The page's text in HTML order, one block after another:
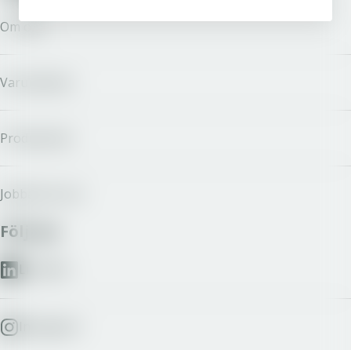
Om oss
Varumärken
Producenter
Jobba hos oss
Följ oss